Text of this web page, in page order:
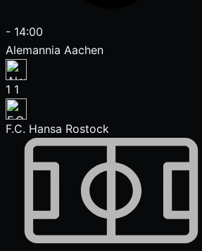
- 14:00
Alemannia Aachen
1 1
F.C. Hansa Rostock